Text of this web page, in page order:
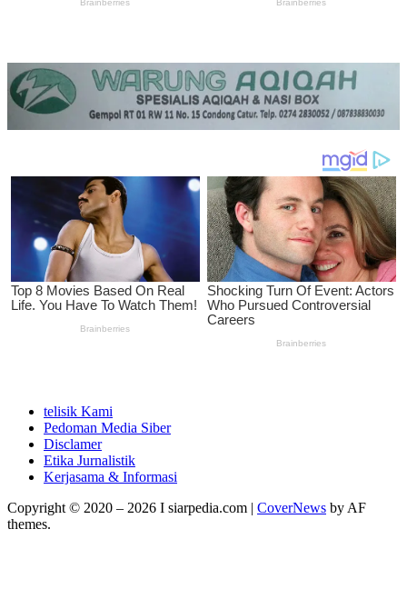
telisik Kami
Pedoman Media Siber
Disclamer
Etika Jurnalistik
Kerjasama & Informasi
Copyright © 2020 – 2026 I siarpedia.com | CoverNews by AF
themes.